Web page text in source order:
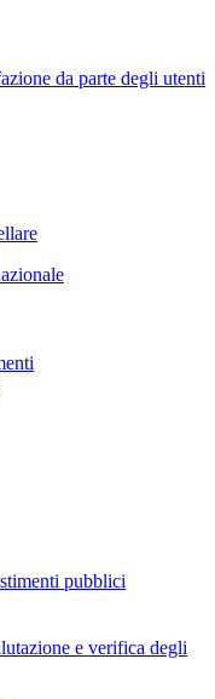
da parte degli utenti
pubblici
e verifica degli